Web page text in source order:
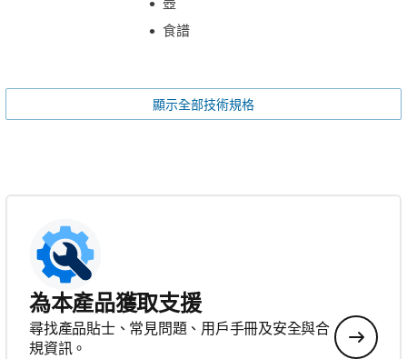
壺
食譜
顯示全部技術規格
為本產品獲取支援
尋找產品貼士、常見問題、用戶手冊及安全與合
規資訊。